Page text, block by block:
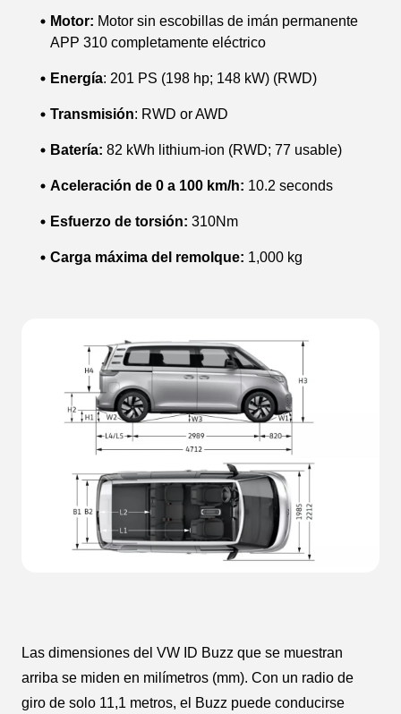
Motor: Motor sin escobillas de imán permanente
APP 310 completamente eléctrico
Energía: 201 PS (198 hp; 148 kW) (RWD)
Transmisión: RWD or AWD
Batería: 82 kWh lithium-ion (RWD; 77 usable)
Aceleración de 0 a 100 km/h: 10.2 seconds
Esfuerzo de torsión: 310Nm
Carga máxima del remolque: 1,000 kg
Las dimensiones del VW ID Buzz que se muestran
arriba se miden en milímetros (mm). Con un radio de
giro de solo 11,1 metros, el Buzz puede conducirse